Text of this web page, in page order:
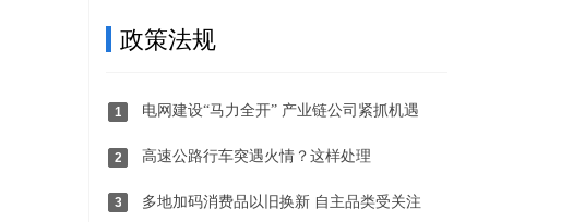
政策法规
电网建设“马力全开” 产业链公司紧抓机遇
高速公路行车突遇火情？这样处理
多地加码消费品以旧换新 自主品类受关注